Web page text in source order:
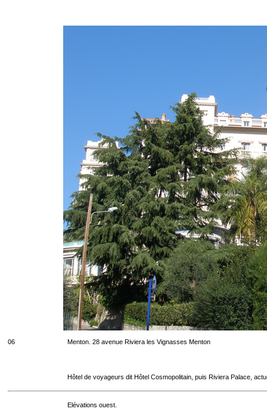
06 Menton. 28 avenue Riviera les Vignasses Menton
Hôtel de voyageurs dit Hôtel Cosmopolitain, puis Riviera Palace,
Elévations ouest.